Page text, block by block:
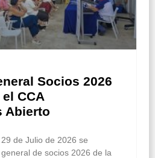
Socios 2026
CCA
Abierto
de Julio de 2026 se
de socios 2026 de la